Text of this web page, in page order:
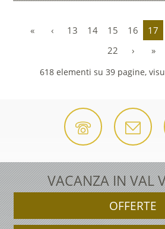
« ‹ 13 14 15 16 17
22
› »
618 elementi su 39 pagine,
VACANZA IN VAL
OFFERTE